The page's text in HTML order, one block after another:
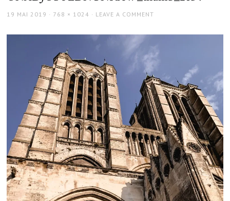
POSTED
19 MAI 2019
FULL
768 × 1024 LEAVE A COMMENT